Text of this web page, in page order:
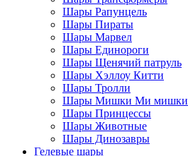
Шары Рапунцель
Шары Пираты
Шары Марвел
Шары Единороги
Шары Щенячий патруль
Шары Хэллоу Китти
Шары Тролли
Шары Мишки Ми мишки
Шары Принцессы
Шары Животные
Шары Динозавры
Гелевые шары